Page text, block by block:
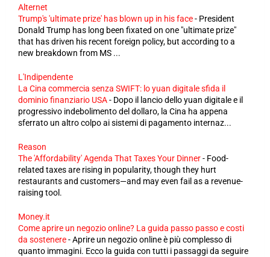
Alternet
Trump's 'ultimate prize' has blown up in his face- President
Donald Trump has long been fixated on one "ultimate prize"
that has driven his recent foreign policy, but according to a
new breakdown from MS ...
L'Indipendente
La Cina commercia senza SWIFT: lo yuan digitale sfida il
dominio finanziario USA- Dopo il lancio dello yuan digitale e il
progressivo indebolimento del dollaro, la Cina ha appena
sferrato un altro colpo ai sistemi di pagamento internaz...
Reason
The 'Affordability' Agenda That Taxes Your Dinner- Food-
related taxes are rising in popularity, though they hurt
restaurants and customers—and may even fail as a revenue-
raising tool.
Money.it
Come aprire un negozio online? La guida passo passo e costi
da sostenere-Aprire un negozio online è più complesso di
quanto immagini. Ecco la guida con tutti i passaggi da seguire